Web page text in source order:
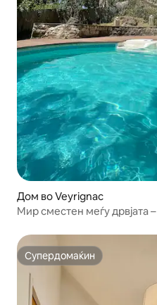
Дом во Veyrignac
Мир сместен меѓу дрвјата
Супердомаќин
Супердомаќин